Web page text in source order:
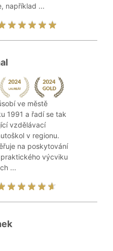
například ...
ve městě
1991 a řadí se tak
vzdělávací
v regionu.
na poskytování
výcviku
...